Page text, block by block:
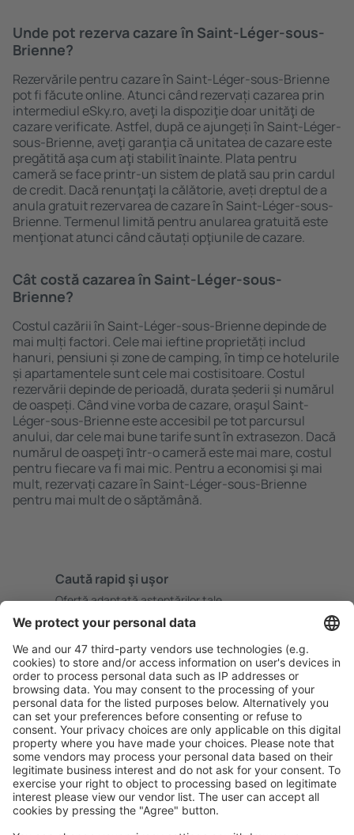
Unde pot rezerva cazare în Saint-Léger-sous-
Brienne?
Rezervările pentru cazare în Saint-Léger-sous-Brienne
pot fi făcute online. Atunci când rezervați cazarea prin
intermediul eSky.ro, aveţi la dispoziţie doar unităţi de
cazare verificate. Astfel, după ce ajungeți în Saint-Léger-
sous-Brienne, aveţi garanţia că unitatea de cazare este
pregătită aşa cum aţi stabilit ȋnainte. Plata pentru
cameră se face printr-un sistem de plată sau prin cardul
de credit. Dacă renunţaţi la călătorie, aveți dreptul de a
anula gratuit rezervarea de cazare în Saint-Léger-sous-
Brienne. Termenul limită pentru anularea gratuită este
menţionat atunci când căutați opţiunile de cazare.
Cât costă cazarea în Saint-Léger-sous-
Brienne?
Costul cazării în Saint-Léger-sous-Brienne depinde de
mai mulți factori. Cele mai ieftine proprietăți includ
hanuri, pensiuni și zone de camping, în timp ce hotelurile
și apartamentele sunt cele mai costisitoare. Costul
rezervării depinde de perioadă, durata șederii și numărul
de oaspeți. Când vine vorba de cazare, oraşul Saint-
Léger-sous-Brienne este accesibil pe tot parcursul
anului, dar cele mai bune tarife sunt în extrasezon. Dacă
numărul de oaspeţi ȋntr-o cameră este mai mare, costul
pentru fiecare va fi mai mic. Pentru a economisi şi mai
mult, rezervați cazare în Saint-Léger-sous-Brienne
pentru mai mult de o săptămână.
Caută rapid şi uşor
Ofertă adaptată aşteptărilor tale.
Planifică ȋn siguranţă
Rezervare fără griji cu opțiune gratuită de anulare.
Economiseşte mai mult
Prețuri atractive și oferte speciale pentru utilizatorii
conectați.
Cazarea preferată
Alege din peste 1,3 mil. de opţiuni: hoteluri, cabane,